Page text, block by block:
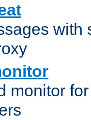
with
monitor